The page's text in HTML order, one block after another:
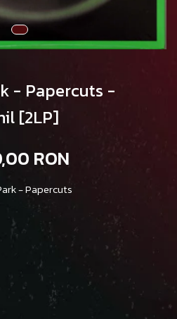
- Papercuts -
[2LP]
RON
- Papercuts